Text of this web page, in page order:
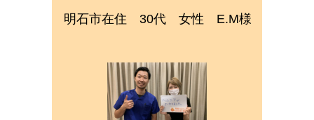
明石市在住 30代 女性 E.M様